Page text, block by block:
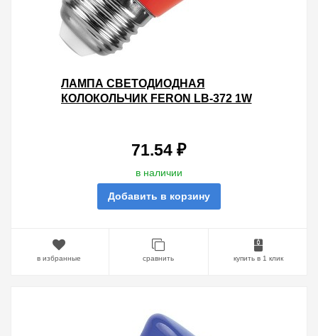
ЛАМПА СВЕТОДИОДНАЯ
КОЛОКОЛЬЧИК FERON LB-372 1W
71.54 ₽
в наличии
Добавить в корзину
в избранные сравнить купить в 1 клик